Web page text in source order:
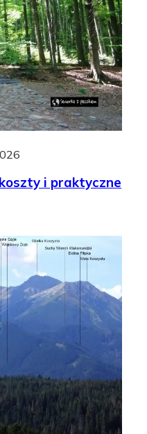
i praktyczne